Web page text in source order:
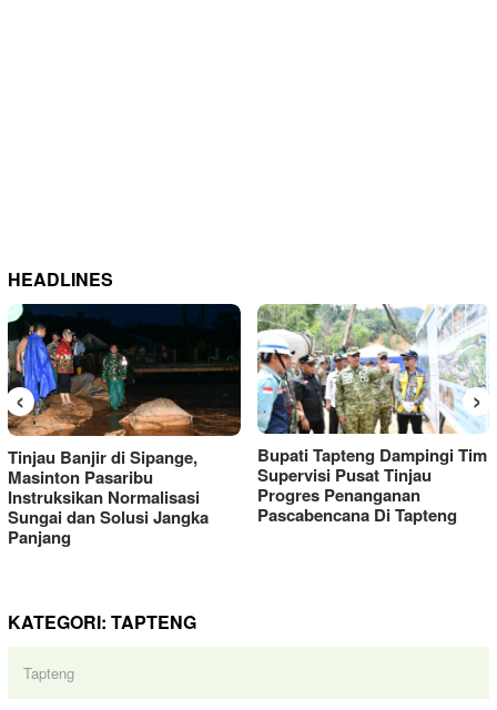
HEADLINES
Tinjau Banjir di Sipange,
Masinton Pasaribu
Instruksikan Normalisasi
Sungai dan Solusi Jangka
Panjang
Bupati Tapteng Dampingi Tim
Supervisi Pusat Tinjau
Progres Penanganan
Pascabencana Di Tapteng
‹ ›
KATEGORI: TAPTENG
Tapteng